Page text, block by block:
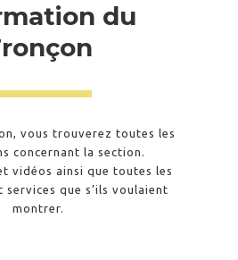
du
vous trouverez toutes les
concernant la section.
vidéos ainsi que toutes les
services que s’ils voulaient
montrer.